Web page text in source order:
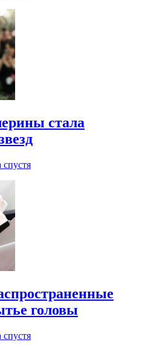
стала
спустя
головы
спустя